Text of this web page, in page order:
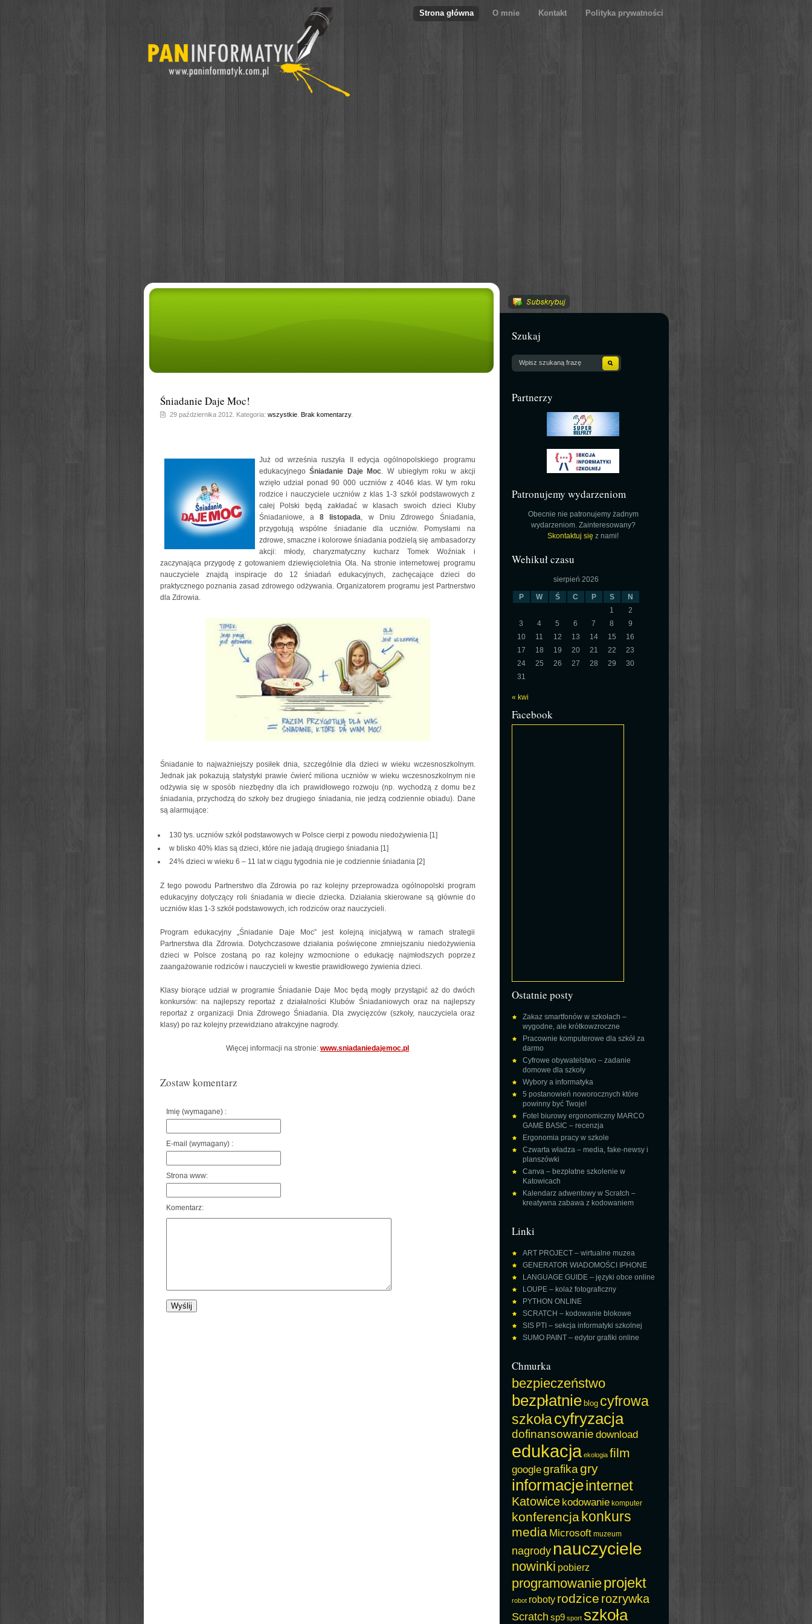
Strona główna O mnie Kontakt Polityka prywatności
Śniadanie Daje Moc!
29 października 2012. Kategoria: wszystkie. Brak komentarzy.
Już od września ruszyła II edycja ogólnopolskiego programu
edukacyjnegoŚniadanie Daje Moc. W ubiegłym roku w akcji
wzięło udział ponad 90 000 uczniów z 4046 klas. W tym roku
rodzice i nauczyciele uczniów z klas 1-3 szkół podstawowych z
całej Polski będą zakładać w klasach swoich dzieci Kluby
Śniadaniowe, a8 listopada, w Dniu Zdrowego Śniadania,
przygotują wspólne śniadanie dla uczniów. Pomysłami na
zdrowe, smaczne i kolorowe śniadania podzielą się ambasadorzy
akcji: młody, charyzmatyczny kucharz Tomek Woźniak i
zaczynająca przygodę z gotowaniem dziewięcioletnia Ola. Na stronie internetowej programu
nauczyciele znajdą inspiracje do 12 śniadań edukacyjnych, zachęcające dzieci do
praktycznego poznania zasad zdrowego odżywania. Organizatorem programu jest Partnerstwo
dla Zdrowia.
Śniadanie to najważniejszy posiłek dnia, szczególnie dla dzieci w wieku wczesnoszkolnym.
Jednak jak pokazują statystyki prawie ćwierć miliona uczniów w wieku wczesnoszkolnym nie
odżywia się w sposób niezbędny dla ich prawidłowego rozwoju (np. wychodzą z domu bez
śniadania, przychodzą do szkoły bez drugiego śniadania, nie jedzą codziennie obiadu). Dane
są alarmujące:
130 tys. uczniów szkół podstawowych w Polsce cierpi z powodu niedożywienia [1]
w blisko 40% klas są dzieci, które nie jadają drugiego śniadania [1]
24% dzieci w wieku 6 – 11 lat w ciągu tygodnia nie je codziennie śniadania [2]
Z tego powodu Partnerstwo dla Zdrowia po raz kolejny przeprowadza ogólnopolski program
edukacyjny dotyczący roli śniadania w diecie dziecka. Działania skierowane są głównie do
uczniów klas 1-3 szkół podstawowych, ich rodziców oraz nauczycieli.
Program edukacyjny „Śniadanie Daje Moc” jest kolejną inicjatywą w ramach strategii
Partnerstwa dla Zdrowia. Dotychczasowe działania poświęcone zmniejszaniu niedożywienia
dzieci w Polsce zostaną po raz kolejny wzmocnione o edukację najmłodszych poprzez
zaangażowanie rodziców i nauczycieli w kwestie prawidłowego żywienia dzieci.
Klasy biorące udział w programie Śniadanie Daje Moc będą mogły przystąpić aż do dwóch
konkursów: na najlepszy reportaż z działalności Klubów Śniadaniowych oraz na najlepszy
reportaż z organizacji Dnia Zdrowego Śniadania. Dla zwycięzców (szkoły, nauczyciela oraz
klasy) po raz kolejny przewidziano atrakcyjne nagrody.
Więcej informacji na stronie: www.sniadaniedajemoc.pl
Zostaw komentarz
Imię (wymagane) :
E-mail (wymagany) :
Strona www:
Komentarz:
Szukaj
Partnerzy
Patronujemy wydarzeniom
Obecnie nie patronujemy żadnym
wydarzeniom. Zainteresowany?
Skontaktuj się z nami!
Wehikuł czasu
sierpień 2026
P W Ś C P S
N
1
2
3
4 5 6 7 8
9
10
11 12 13 14 15
16
17
18 19 20 21 22
23
24
25 26 27 28 29
30
31
« kwi
Facebook
Ostatnie posty
Zakaz smartfonów w szkołach –
wygodne, ale krótkowzroczne
Pracownie komputerowe dla szkół za
darmo
Cyfrowe obywatelstwo – zadanie
domowe dla szkoły
Wybory a informatyka
5 postanowień noworocznych które
powinny być Twoje!
Fotel biurowy ergonomiczny MARCO
GAME BASIC – recenzja
Ergonomia pracy w szkole
Czwarta władza – media, fake-newsy i
planszówki
Canva – bezpłatne szkolenie w
Katowicach
Kalendarz adwentowy w Scratch –
kreatywna zabawa z kodowaniem
Linki
ART PROJECT – wirtualne muzea
GENERATOR WIADOMOŚCI IPHONE
LANGUAGE GUIDE – języki obce online
LOUPE – kolaż fotograficzny
PYTHON ONLINE
SCRATCH – kodowanie blokowe
SIS PTI – sekcja informatyki szkolnej
SUMO PAINT – edytor grafiki online
Chmurka
bezpieczeństwo
bezpłatnie blog cyfrowa
szkołacyfryzacja
dofinansowanie download
edukacja ekologia film
googlegrafikagry
informacjeinternet
Katowice kodowanie komputer
konferencjakonkurs
media Microsoft muzeum
nagrody nauczyciele
nowinki pobierz
programowanieprojekt
robot roboty rodzice rozrywka
Scratch sp9 sport szkoła